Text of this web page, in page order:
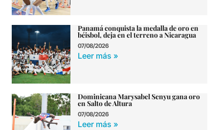
Panamá conquista la medalla de oro en
béisbol, deja en el terreno a Nicaragua
07/08/2026
Leer más »
Dominicana Marysabel Senyu gana oro
en Salto de Altura
07/08/2026
Leer más »